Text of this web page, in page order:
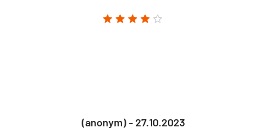
(anonym) - 27.10.2023